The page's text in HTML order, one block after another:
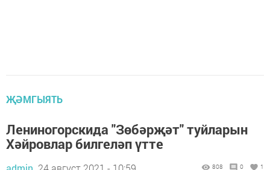
ҖӘМГЫЯТЬ
Лениногорскида "Зөбәрҗәт" туйларын
Хәйровлар билгеләп үтте
808 0 1